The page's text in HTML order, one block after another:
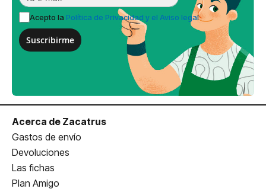
Acepto la Política de Privacidad y el Aviso legal
Suscribirme
Acerca de Zacatrus
Gastos de envío
Devoluciones
Las fichas
Plan Amigo